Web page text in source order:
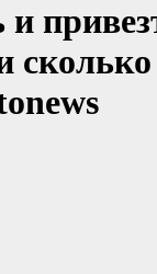
сколько